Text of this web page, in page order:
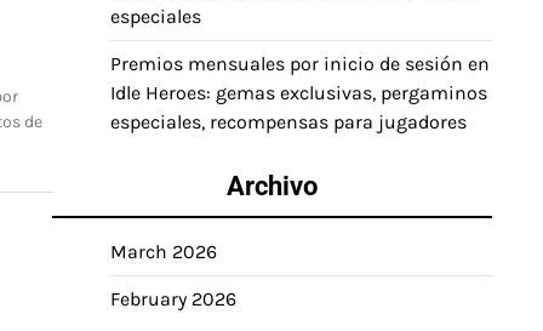
de
especiales
Premios mensuales por inicio de sesión en
Idle Heroes: gemas exclusivas, pergaminos
especiales, recompensas para jugadores
Archivo
March 2026
February 2026